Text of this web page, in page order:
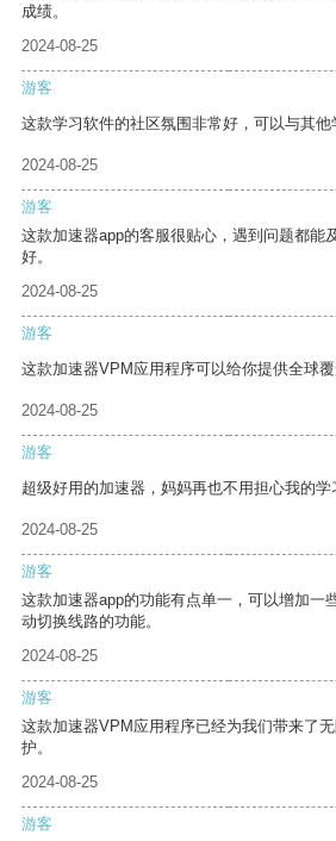
成绩。
2024-08-25
游客
这款学习软件的社区氛围非常好，可以与其他
2024-08-25
游客
这款加速器app的客服很贴心，遇到问题都能
好。
2024-08-25
游客
这款加速器VPM应用程序可以给你提供全球覆
2024-08-25
游客
超级好用的加速器，妈妈再也不用担心我的学
2024-08-25
游客
这款加速器app的功能有点单一，可以增加一
动切换线路的功能。
2024-08-25
游客
这款加速器VPM应用程序已经为我们带来了
护。
2024-08-25
游客